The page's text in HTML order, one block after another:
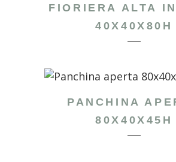
FIORIERA ALTA
40X40X80H
PANCHINA
80X40X45H